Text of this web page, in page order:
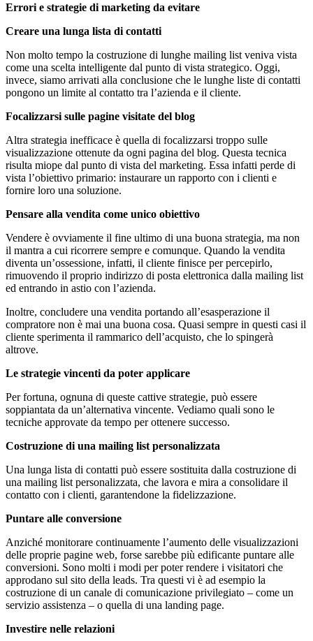
Errori e strategie di marketing da evitare
Creare una lunga lista di contatti
Non molto tempo la costruzione di lunghe mailing list veniva vista
come una scelta intelligente dal punto di vista strategico. Oggi,
invece, siamo arrivati alla conclusione che le lunghe liste di contatti
pongono un limite al contatto tra l’azienda e il cliente.
Focalizzarsi sulle pagine visitate del blog
Altra strategia inefficace è quella di focalizzarsi troppo sulle
visualizzazione ottenute da ogni pagina del blog. Questa tecnica
risulta miope dal punto di vista del marketing. Essa infatti perde di
vista l’obiettivo primario: instaurare un rapporto con i clienti e
fornire loro una soluzione.
Pensare alla vendita come unico obiettivo
Vendere è ovviamente il fine ultimo di una buona strategia, ma non
il mantra a cui ricorrere sempre e comunque. Quando la vendita
diventa un’ossessione, infatti, il cliente finisce per percepirlo,
rimuovendo il proprio indirizzo di posta elettronica dalla mailing list
ed entrando in astio con l’azienda.
Inoltre, concludere una vendita portando all’esasperazione il
compratore non è mai una buona cosa. Quasi sempre in questi casi il
cliente sperimenta il rammarico dell’acquisto, che lo spingerà
altrove.
Le strategie vincenti da poter applicare
Per fortuna, ognuna di queste cattive strategie, può essere
soppiantata da un’alternativa vincente. Vediamo quali sono le
tecniche approvate da tempo per ottenere successo.
Costruzione di una mailing list personalizzata
Una lunga lista di contatti può essere sostituita dalla costruzione di
una mailing list personalizzata, che lavora e mira a consolidare il
contatto con i clienti, garantendone la fidelizzazione.
Puntare alle conversione
Anziché monitorare continuamente l’aumento delle visualizzazioni
delle proprie pagine web, forse sarebbe più edificante puntare alle
conversioni. Sono molti i modi per poter rendere i visitatori che
approdano sul sito della leads. Tra questi vi è ad esempio la
costruzione di un canale di comunicazione privilegiato – come un
servizio assistenza – o quella di una landing page.
Investire nelle relazioni